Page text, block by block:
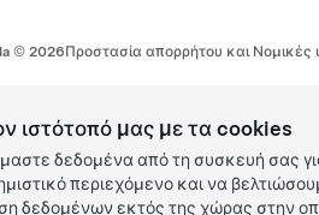
© 2026Προστασία απορρήτου και Νομικές
ιστότοπό μας με τα cookies
δεδομένα από τη συσκευή σας
περιεχόμενο και να
δεδομένων εκτός της χώρας στην